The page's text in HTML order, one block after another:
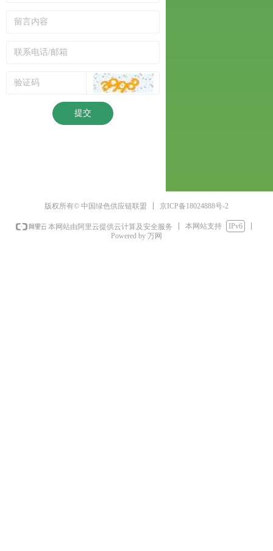
提交
版权所有© 中国绿色供应链联盟 京ICP备18024888号-2
本网站由阿里云提供云计算及安全服务 本网站支持
IPv6
Powered by 万网